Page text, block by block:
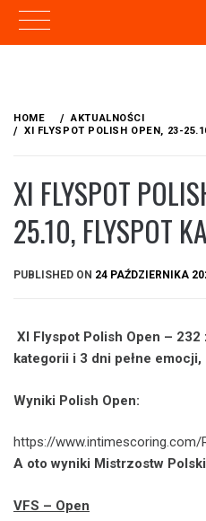
content
HOME
AKTUALNOŚCI
XI FLYSPOT POLISH OPEN, 23-
XI FLYSPOT
25.10, FLYSPOT
PUBLISHED ON 24 PAŹDZIERNIKA
XI Flyspot Polish Open – 232
kategorii i 3 dni pełne
Wyniki Polish Open:
https://www.intimescoring.com/
A oto wyniki Mistrzostw
VFS – Open